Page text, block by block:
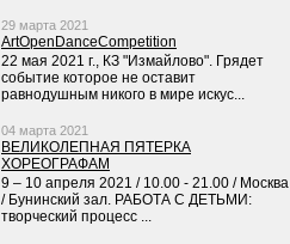
29 марта 2021
ArtOpenDanceCompetition
22 мая 2021 г., КЗ "Измайлово". Грядет
событие которое не оставит
равнодушным никого в мире искус...
04 марта 2021
ВЕЛИКОЛЕПНАЯ ПЯТЕРКА
ХОРЕОГРАФАМ
9 – 10 апреля 2021 / 10.00 - 21.00 / Москва
/ Бунинский зал. РАБОТА С ДЕТЬМИ:
творческий процесс ...